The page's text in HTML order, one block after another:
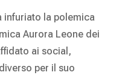
infuriato la polemica
Aurora Leone dei
ai social,
per il suo